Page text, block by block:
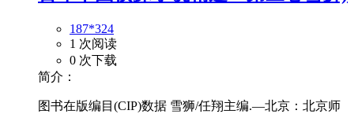
187*324
1 次阅读
0 次下载
简介：
图书在版编目(CIP)数据 雪狮/任翔主编.—北京：北京师